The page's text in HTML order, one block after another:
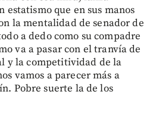
estatismo que en sus manos
la mentalidad de senador de
a dedo como su compadre
va a pasar con el tranvía de
y la competitividad de la
vamos a parecer más a
Pobre suerte la de los